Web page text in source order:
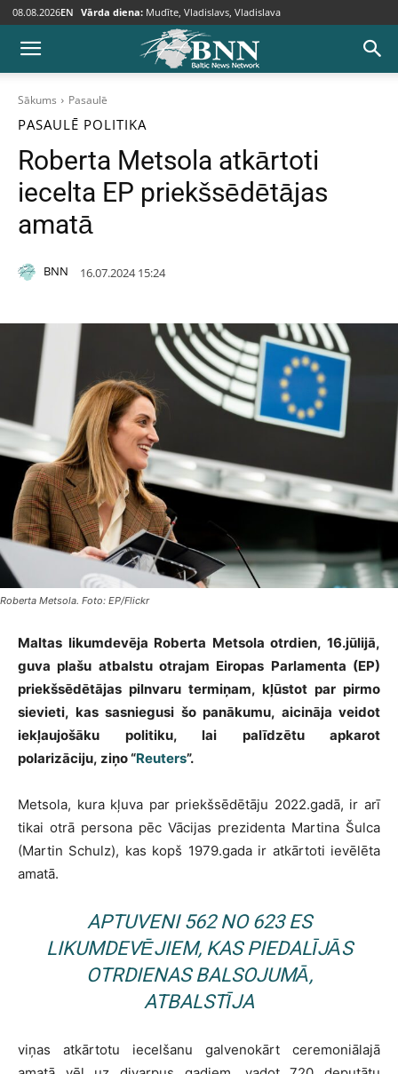
08.08.2026EN Vārda diena: Mudīte, Vladislavs, Vladislava
Sākums Pasaulē
PASAULĒ POLITIKA
Roberta Metsola atkārtoti
iecelta EP priekšsēdētājas
amatā
BNN 16.07.2024 15:24
Roberta Metsola. Foto: EP/Flickr
Maltas likumdevēja Roberta Metsola otrdien, 16.jūlijā,
guva plašu atbalstu otrajam Eiropas Parlamenta (EP)
priekšsēdētājas pilnvaru termiņam, kļūstot par pirmo
sievieti, kas sasniegusi šo panākumu, aicināja veidot
iekļaujošāku politiku, lai palīdzētu apkarot
polarizāciju, ziņo “Reuters”.
Metsola, kura kļuva par priekšsēdētāju 2022.gadā, ir arī
tikai otrā persona pēc Vācijas prezidenta Martina Šulca
(Martin Schulz), kas kopš 1979.gada ir atkārtoti ievēlēta
amatā.
APTUVENI 562 NO 623 ES
LIKUMDEVĒJIEM, KAS PIEDALĪJĀS
OTRDIENAS BALSOJUMĀ,
ATBALSTĪJA
viņas atkārtotu iecelšanu galvenokārt ceremoniālajā